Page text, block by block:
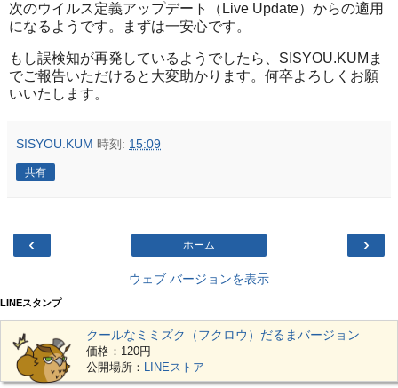
次のウイルス定義アップデート（Live Update）からの適用
になるようです。まずは一安心です。
もし誤検知が再発しているようでしたら、SISYOU.KUMま
でご報告いただけると大変助かります。何卒よろしくお願
いいたします。
SISYOU.KUM 時刻: 15:09
共有
‹ ›
ホーム
ウェブ バージョンを表示
LINEスタンプ
クールなミミズク（フクロウ）だるまバージョン
価格：120円
公開場所： LINEストア